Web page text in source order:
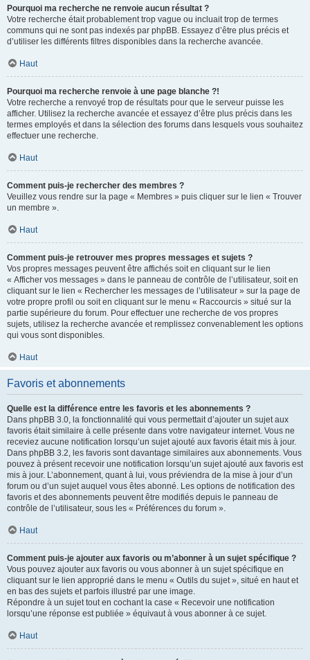
Pourquoi ma recherche ne renvoie aucun résultat ?
Votre recherche était probablement trop vague ou incluait trop de termes
communs qui ne sont pas indexés par phpBB. Essayez d’être plus précis et
d’utiliser les différents filtres disponibles dans la recherche avancée.
Haut
Pourquoi ma recherche renvoie à une page blanche ?!
Votre recherche a renvoyé trop de résultats pour que le serveur puisse les
afficher. Utilisez la recherche avancée et essayez d’être plus précis dans les
termes employés et dans la sélection des forums dans lesquels vous souhaitez
effectuer une recherche.
Haut
Comment puis-je rechercher des membres ?
Veuillez vous rendre sur la page « Membres » puis cliquer sur le lien « Trouver
un membre ».
Haut
Comment puis-je retrouver mes propres messages et sujets ?
Vos propres messages peuvent être affichés soit en cliquant sur le lien
« Afficher vos messages » dans le panneau de contrôle de l’utilisateur, soit en
cliquant sur le lien « Rechercher les messages de l’utilisateur » sur la page de
votre propre profil ou soit en cliquant sur le menu « Raccourcis » situé sur la
partie supérieure du forum. Pour effectuer une recherche de vos propres
sujets, utilisez la recherche avancée et remplissez convenablement les options
qui vous sont disponibles.
Haut
Favoris et abonnements
Quelle est la différence entre les favoris et les abonnements ?
Dans phpBB 3.0, la fonctionnalité qui vous permettait d’ajouter un sujet aux
favoris était similaire à celle présente dans votre navigateur internet. Vous ne
receviez aucune notification lorsqu’un sujet ajouté aux favoris était mis à jour.
Dans phpBB 3.2, les favoris sont davantage similaires aux abonnements. Vous
pouvez à présent recevoir une notification lorsqu’un sujet ajouté aux favoris est
mis à jour. L’abonnement, quant à lui, vous préviendra de la mise à jour d’un
forum ou d’un sujet auquel vous êtes abonné. Les options de notification des
favoris et des abonnements peuvent être modifiés depuis le panneau de
contrôle de l’utilisateur, sous les « Préférences du forum ».
Haut
Comment puis-je ajouter aux favoris ou m’abonner à un sujet spécifique ?
Vous pouvez ajouter aux favoris ou vous abonner à un sujet spécifique en
cliquant sur le lien approprié dans le menu « Outils du sujet », situé en haut et
en bas des sujets et parfois illustré par une image.
Répondre à un sujet tout en cochant la case « Recevoir une notification
lorsqu’une réponse est publiée » équivaut à vous abonner à ce sujet.
Haut